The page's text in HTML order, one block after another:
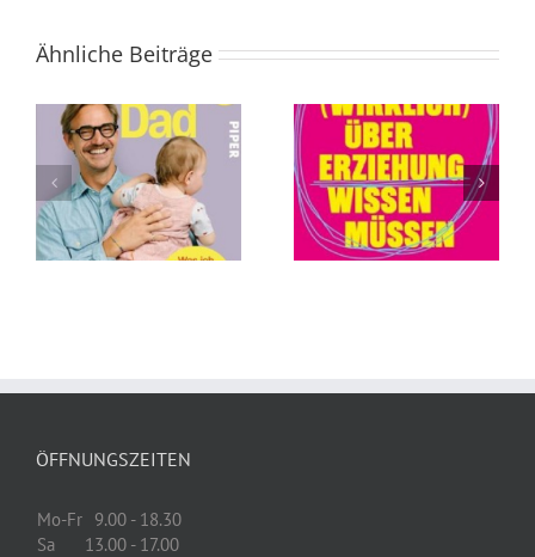
Ähnliche Beiträge
Was Sie (wirklich)
über Erziehung
wissen müssen
von Tillman
Prüfer
Die Abschaffung
des Todes von
Andreas
Eschbach
ÖFFNUNGSZEITEN
Mo-Fr 9.00 - 18.30
Sa
13.00 - 17.00